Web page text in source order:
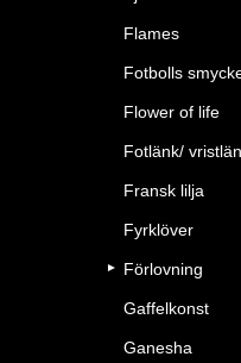
Flames
Fotbolls
Flower of life
Fotlänk/
Fransk lilja
Fyrklöver
Förlovning
Gaffelkonst
Ganesha